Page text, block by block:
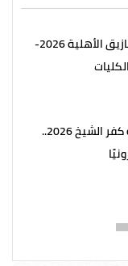
مصاريف جامعة الزقازيق الأهلية 2026-
دفع مصاريف جامعة كفر الشيخ 2026..